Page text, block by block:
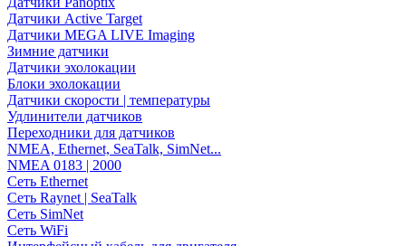
Датчики Active Target
Датчики MEGA LIVE Imaging
Зимние датчики
Датчики эхолокации
Блоки эхолокации
Датчики скорости | температуры
Удлинители датчиков
Переходники для датчиков
NMEA, Ethernet, SeaTalk, SimNet...
NMEA 0183 | 2000
Сеть Ethernet
Сеть Raynet | SeaTalk
Сеть SimNet
Сеть WiFi